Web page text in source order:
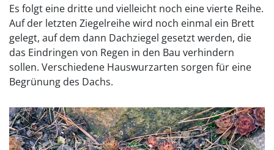
Es folgt eine dritte und vielleicht noch eine vierte Reihe.
Auf der letzten Ziegelreihe wird noch einmal ein Brett
gelegt, auf dem dann Dachziegel gesetzt werden, die
das Eindringen von Regen in den Bau verhindern
sollen. Verschiedene Hauswurzarten sorgen für eine
Begrünung des Dachs.